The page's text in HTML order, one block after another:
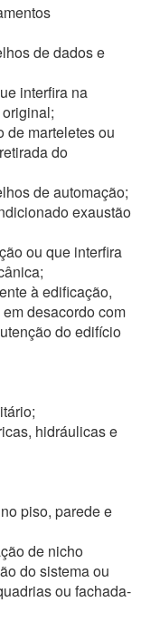
de dados e
interfira na
de marteletes ou
do
de automação;
exaustão
ou que interfira
à edificação,
desacordo com
do edifício
hidráulicas e
piso, parede e
de nicho
do sistema ou
ou fachada-